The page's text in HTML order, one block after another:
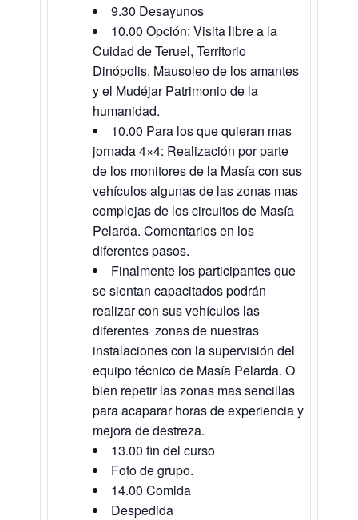
9.30 Desayunos
10.00 Opción: Visita libre a la
Cuidad de Teruel, Territorio
Dinópolis, Mausoleo de los amantes
y el Mudéjar Patrimonio de la
humanidad.
10.00 Para los que quieran mas
jornada 4×4: Realización por parte
de los monitores de la Masía con sus
vehículos algunas de las zonas mas
complejas de los circuitos de Masía
Pelarda. Comentarios en los
diferentes pasos.
Finalmente los participantes que
se sientan capacitados podrán
realizar con sus vehículos las
diferentes zonas de nuestras
instalaciones con la supervisión del
equipo técnico de Masía Pelarda. O
bien repetir las zonas mas sencillas
para acaparar horas de experiencia y
mejora de destreza.
13.00 fin del curso
Foto de grupo.
14.00 Comida
Despedida